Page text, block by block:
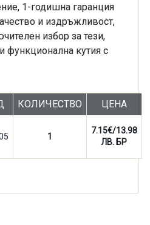
1-годишна гаранция
и издръжливост,
избор за тези,
функционална кутия с
КОЛИЧЕСТВО ЦЕНА
1
7.15€/13.98
ЛВ. БР